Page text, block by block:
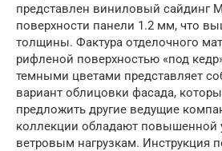
представлен виниловый сайдинг
поверхности панели 1.2 мм, что
толщины. Фактура отделочного
рифленой поверхностью «под
темными цветами представляет
вариант облицовки фасада,
предложить другие ведущие
коллекции обладают повышенной
ветровым нагрузкам. Инструкция